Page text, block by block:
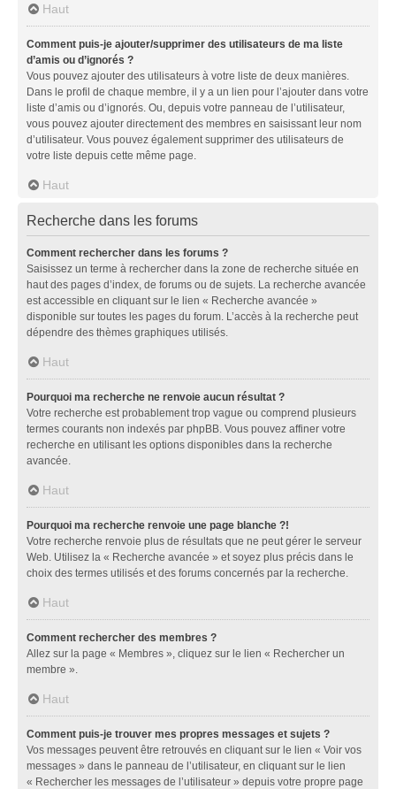
Haut
Comment puis-je ajouter/supprimer des utilisateurs de ma liste
d’amis ou d’ignorés ?
Vous pouvez ajouter des utilisateurs à votre liste de deux manières.
Dans le profil de chaque membre, il y a un lien pour l’ajouter dans votre
liste d’amis ou d’ignorés. Ou, depuis votre panneau de l’utilisateur,
vous pouvez ajouter directement des membres en saisissant leur nom
d’utilisateur. Vous pouvez également supprimer des utilisateurs de
votre liste depuis cette même page.
Haut
Recherche dans les forums
Comment rechercher dans les forums ?
Saisissez un terme à rechercher dans la zone de recherche située en
haut des pages d’index, de forums ou de sujets. La recherche avancée
est accessible en cliquant sur le lien « Recherche avancée »
disponible sur toutes les pages du forum. L’accès à la recherche peut
dépendre des thèmes graphiques utilisés.
Haut
Pourquoi ma recherche ne renvoie aucun résultat ?
Votre recherche est probablement trop vague ou comprend plusieurs
termes courants non indexés par phpBB. Vous pouvez affiner votre
recherche en utilisant les options disponibles dans la recherche
avancée.
Haut
Pourquoi ma recherche renvoie une page blanche ?!
Votre recherche renvoie plus de résultats que ne peut gérer le serveur
Web. Utilisez la « Recherche avancée » et soyez plus précis dans le
choix des termes utilisés et des forums concernés par la recherche.
Haut
Comment rechercher des membres ?
Allez sur la page « Membres », cliquez sur le lien « Rechercher un
membre ».
Haut
Comment puis-je trouver mes propres messages et sujets ?
Vos messages peuvent être retrouvés en cliquant sur le lien « Voir vos
messages » dans le panneau de l’utilisateur, en cliquant sur le lien
« Rechercher les messages de l’utilisateur » depuis votre propre page